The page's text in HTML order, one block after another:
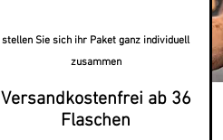
stellen Sie sich ihr Paket ganz individuell
zusammen
Versandkostenfrei ab 36
Flaschen